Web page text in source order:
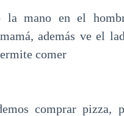
la mano en el
además ve el
comer
comprar